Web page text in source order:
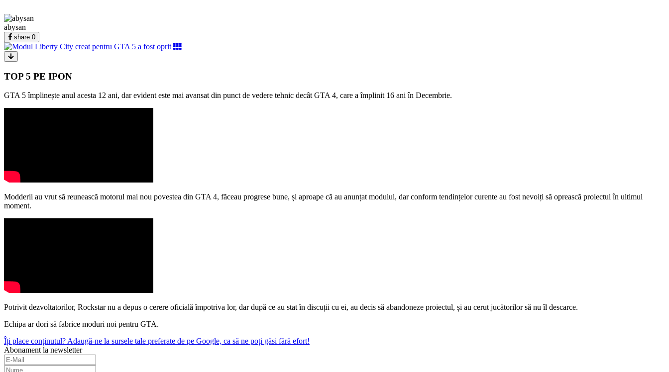
abysan
share 0
TOP 5 PE IPON
GTA 5 împlinește anul acesta 12 ani, dar evident este mai avansat din punct de vedere tehnic decât GTA 4, care a împlinit 16 ani în Decembrie.
Modderii au vrut să reunească motorul mai nou povestea din GTA 4, făceau progrese bune, și aproape că au anunțat modulul, dar conform tendințelor curente au fost nevoiți să oprească proiectul în ultimul
moment.
Potrivit dezvoltatorilor, Rockstar nu a depus o cerere oficială împotriva lor, dar după ce au stat în discuții cu ei, au decis să abandoneze proiectul, și au cerut jucătorilor să nu îl descarce.
Echipa ar dori să fabrice moduri noi pentru GTA.
Îți place conținutul? Adaugă-ne la sursele tale preferate de pe Google, ca să ne poți găsi fără efort!
Abonament la newsletter